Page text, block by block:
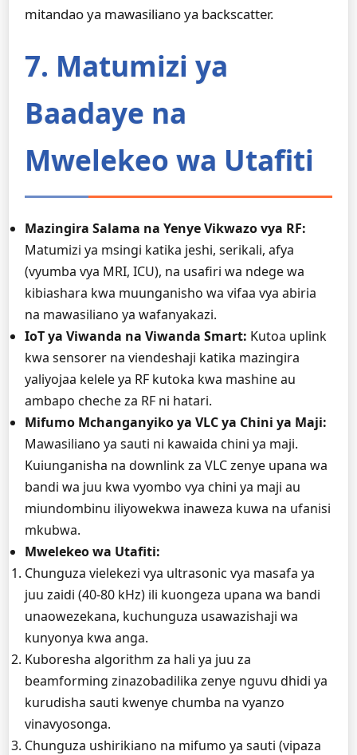
mitandao ya mawasiliano ya backscatter.
7. Matumizi ya
Baadaye na
Mwelekeo wa Utafiti
Mazingira Salama na Yenye Vikwazo vya RF:
Matumizi ya msingi katika jeshi, serikali, afya
(vyumba vya MRI, ICU), na usafiri wa ndege wa
kibiashara kwa muunganisho wa vifaa vya abiria
na mawasiliano ya wafanyakazi.
IoT ya Viwanda na Viwanda Smart: Kutoa uplink
kwa sensorer na viendeshaji katika mazingira
yaliyojaa kelele ya RF kutoka kwa mashine au
ambapo cheche za RF ni hatari.
Mifumo Mchanganyiko ya VLC ya Chini ya Maji:
Mawasiliano ya sauti ni kawaida chini ya maji.
Kuiunganisha na downlink za VLC zenye upana wa
bandi wa juu kwa vyombo vya chini ya maji au
miundombinu iliyowekwa inaweza kuwa na ufanisi
mkubwa.
Mwelekeo wa Utafiti:
Chunguza vielekezi vya ultrasonic vya masafa ya
juu zaidi (40-80 kHz) ili kuongeza upana wa bandi
unaowezekana, kuchunguza usawazishaji wa
kunyonya kwa anga.
Kuboresha algorithm za hali ya juu za
beamforming zinazobadilika zenye nguvu dhidi ya
kurudisha sauti kwenye chumba na vyanzo
vinavyosonga.
Chunguza ushirikiano na mifumo ya sauti (vipaza